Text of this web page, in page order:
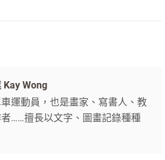
Kay Wong
運動員，也是畫家、寫書人、教
……擅長以文字、圖畫記錄種種